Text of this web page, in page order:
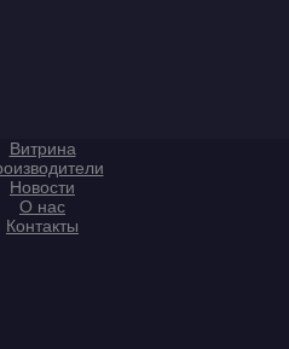
Витрина
Новости
О нас
Контакты